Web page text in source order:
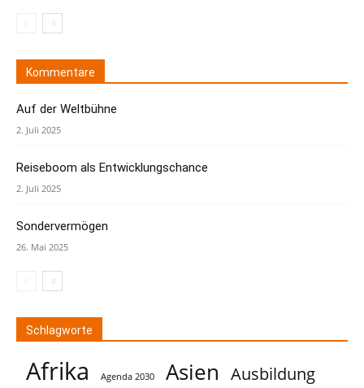
Kommentare
Auf der Weltbühne
2. Juli 2025
Reiseboom als Entwicklungschance
2. Juli 2025
Sondervermögen
26. Mai 2025
Schlagworte
Afrika Agenda 2030 Asien Ausbildung